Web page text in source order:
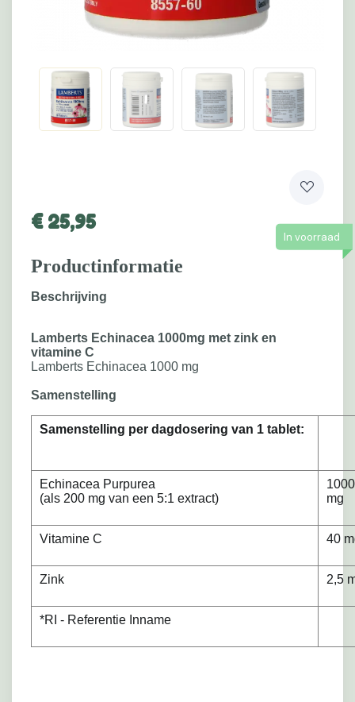
€ 25,95
In voorraad
Productinformatie
Beschrijving
Lamberts Echinacea 1000mg met zink en
vitamine C
Lamberts Echinacea 1000 mg
Samenstelling
Samenstelling per dagdosering van 1 tablet:
Echinacea Purpurea
(als 200 mg van een 5:1 extract)
1000
mg
Vitamine C 40
Zink 2,5
*RI - Referentie Inname